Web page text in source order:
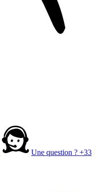
Une question ? +33